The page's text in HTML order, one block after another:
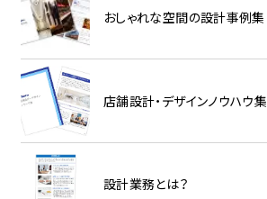
おしゃれな空間の設計事例集
店舗設計・デザインノウハウ集
設計業務とは？